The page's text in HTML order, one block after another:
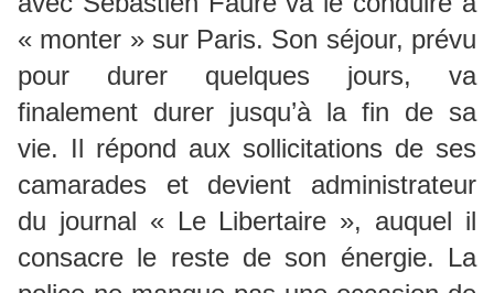
« monter » sur Paris. Son séjour, prévu
pour durer quelques jours, va
finalement durer jusqu’à la fin de sa
vie. Il répond aux sollicitations de ses
camarades et devient administrateur
du journal « Le Libertaire », auquel il
consacre le reste de son énergie. La